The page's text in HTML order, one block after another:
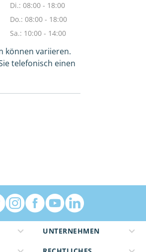
Di.: 08:00 - 18:00
Do.: 08:00 - 18:00
Sa.: 10:00 - 14:00
können variieren.
telefonisch einen
UNTERNEHMEN